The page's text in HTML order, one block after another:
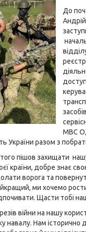
До
МВС
України разом з
пішов захищати
країни, добре знає
ворога та
ми хочемо
Щасти тобі
війни на нашу
навалу. Нам історично